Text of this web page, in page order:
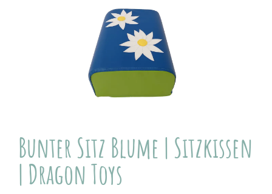
Bunter Sitz Blume | Sitzkissen
| Dragon Toys